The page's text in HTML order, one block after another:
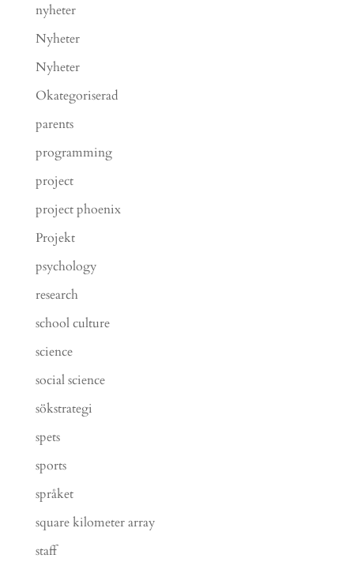
nyheter
Nyheter
Nyheter
Okategoriserad
parents
programming
project
project phoenix
Projekt
psychology
research
school culture
science
social science
sökstrategi
spets
sports
språket
square kilometer array
staff